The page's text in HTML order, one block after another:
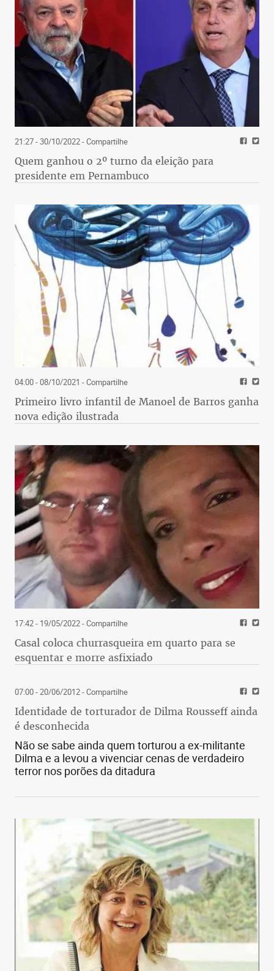
21:27 - 30/10/2022- Compartilhe
Quem ganhou o 2º turno da eleição para
presidente em Pernambuco
04:00 - 08/10/2021 - Compartilhe
Primeiro livro infantil de Manoel de Barros ganha
nova edição ilustrada
17:42 - 19/05/2022- Compartilhe
Casal coloca churrasqueira em quarto para se
esquentar e morre asfixiado
07:00 - 20/06/2012- Compartilhe
Identidade de torturador de Dilma Rousseff ainda
é desconhecida
Não se sabe ainda quem torturou a ex-militante
Dilma e a levou a vivenciar cenas de verdadeiro
terror nos porões da ditadura